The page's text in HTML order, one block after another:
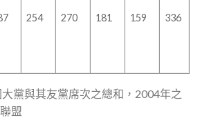
254 270 181 159 336
黨與其友黨席次之總和，2004年之
盟